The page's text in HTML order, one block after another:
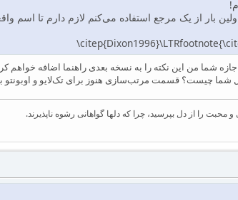
بار از یک مرجع استفاده می‌کنم لازم دارم تا
شما من این نکته را به نسخه بعدی راهنما اضافه خواهم
چیست؟ قسمت مرتب‌سازی هنوز برای تک‌لایو و اوبونتو
را از دل بپرسید، چرا که دلها گواهانی رشوه ناپذیرند.